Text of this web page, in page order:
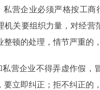
企业必须严格按工商
机关要组织力量，对经
整顿的处理，情节严重的
企业不得弄虚作假，冒
要立即纠正；拒不纠正的